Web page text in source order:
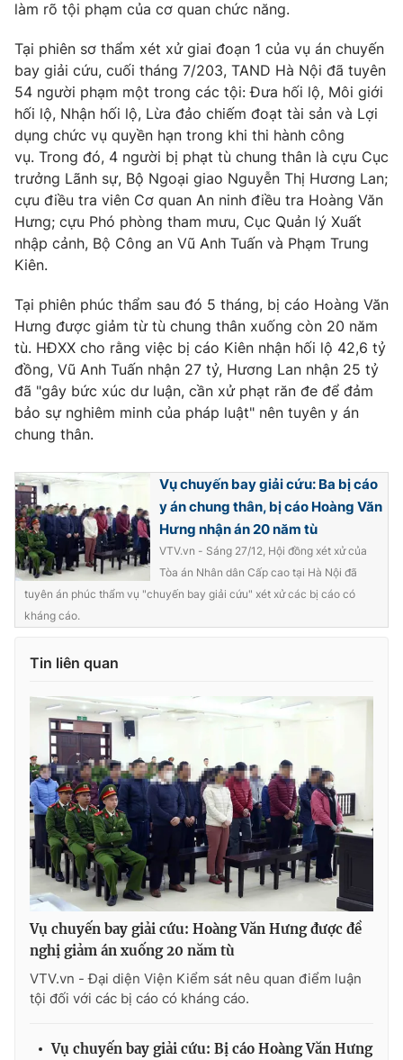
làm rõ tội phạm của cơ quan chức năng.
Tại phiên sơ thẩm xét xử giai đoạn 1 của vụ án chuyến
bay giải cứu, cuối tháng 7/203, TAND Hà Nội đã tuyên
54 người phạm một trong các tội: Đưa hối lộ, Môi giới
hối lộ, Nhận hối lộ, Lừa đảo chiếm đoạt tài sản và Lợi
dụng chức vụ quyền hạn trong khi thi hành công
vụ. Trong đó, 4 người bị phạt tù chung thân là cựu Cục
trưởng Lãnh sự, Bộ Ngoại giao Nguyễn Thị Hương Lan;
cựu điều tra viên Cơ quan An ninh điều tra Hoàng Văn
Hưng; cựu Phó phòng tham mưu, Cục Quản lý Xuất
nhập cảnh, Bộ Công an Vũ Anh Tuấn và Phạm Trung
Kiên.
Tại phiên phúc thẩm sau đó 5 tháng, bị cáo Hoàng Văn
Hưng được giảm từ tù chung thân xuống còn 20 năm
tù. HĐXX cho rằng việc bị cáo Kiên nhận hối lộ 42,6 tỷ
đồng, Vũ Anh Tuấn nhận 27 tỷ, Hương Lan nhận 25 tỷ
đã "gây bức xúc dư luận, cần xử phạt răn đe để đảm
bảo sự nghiêm minh của pháp luật" nên tuyên y án
chung thân.
Vụ chuyến bay giải cứu: Ba bị cáo
y án chung thân, bị cáo Hoàng Văn
Hưng nhận án 20 năm tù
VTV.vn - Sáng 27/12, Hội đồng xét xử của
Tòa án Nhân dân Cấp cao tại Hà Nội đã
tuyên án phúc thẩm vụ "chuyến bay giải cứu" xét xử các bị cáo có
kháng cáo.
Tin liên quan
Vụ chuyến bay giải cứu: Hoàng Văn Hưng được đề
nghị giảm án xuống 20 năm tù
VTV.vn - Đại diện Viện Kiểm sát nêu quan điểm luận
tội đối với các bị cáo có kháng cáo.
Vụ chuyến bay giải cứu: Bị cáo Hoàng Văn Hưng